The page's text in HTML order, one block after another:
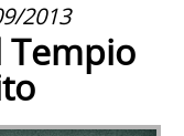
2013
Tempio